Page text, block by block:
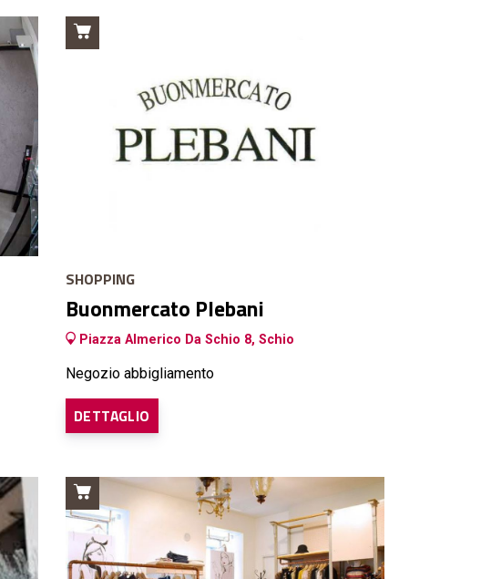
SHOPPING
Buonmercato Plebani
Piazza Almerico Da Schio 8, Schio
Negozio abbigliamento
DETTAGLIO